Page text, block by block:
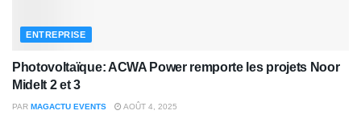
ENTREPRISE
Photovoltaïque: ACWA Power remporte les projets Noor
Midelt 2 et 3
PAR MAGACTU EVENTS AOÛT 4, 2025